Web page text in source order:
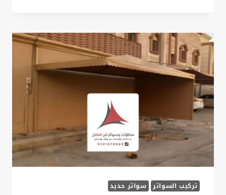
ت:
0535879621
تركيب
سواتر
تركيب السواتر سواتر حديد